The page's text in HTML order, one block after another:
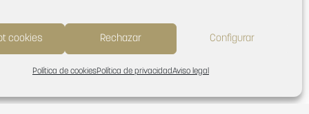
cookies Rechazar Configurar
Política de cookiesPolítica de privacidadAviso legal